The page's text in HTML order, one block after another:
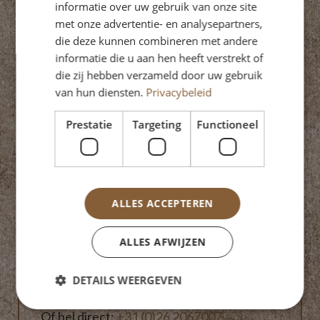
waar je aan toe
bent. Zo werk je
stap voor stap
toe naar een
veranda die past
bij jouw woning
en tuin in
Zevenaar, zonder
achteraf.
Vraag je offerte aan
Vul onderstaand formulier in en ontvang
Of bel direct:+31 (0)26 2067007
informatie over uw gebruik van onze site
met onze advertentie- en analysepartners,
die deze kunnen combineren met andere
informatie die u aan hen heeft verstrekt of
die zij hebben verzameld door uw gebruik
van hun diensten. Privacybeleid
Prestatie Targeting Functioneel
ALLES ACCEPTEREN
ALLES AFWIJZEN
DETAILS WEERGEVEN